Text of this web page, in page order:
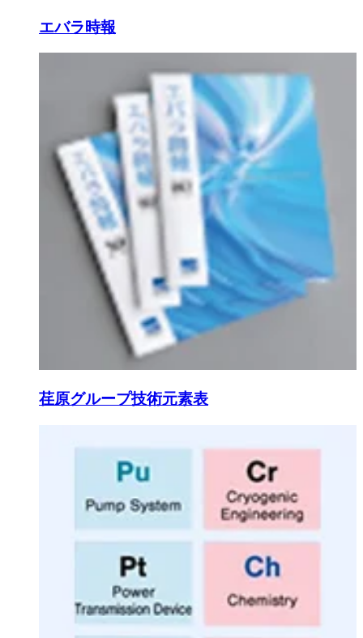
エバラ時報
荏原グループ技術元素表